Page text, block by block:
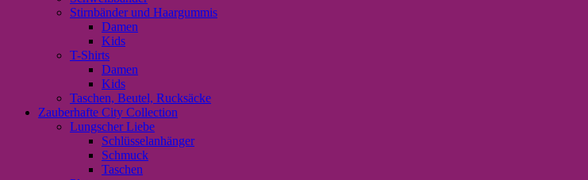
Stirnbänder und Haargummis
Damen
Kids
T-Shirts
Damen
Kids
Taschen, Beutel, Rucksäcke
Zauberhafte City Collection
Lungscher Liebe
Schlüsselanhänger
Schmuck
Taschen